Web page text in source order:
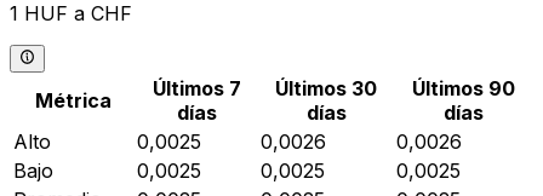
1 HUF a CHF
Métrica
Últimos 7
días
Últimos 30
días
Últimos 90
días
Alto
0,0025 0,0026
0,0026
Bajo
0,0025 0,0025
0,0025